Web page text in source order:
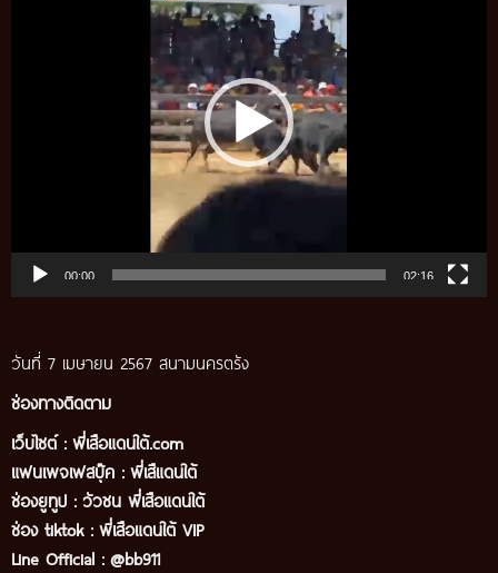
00:00 02:16
วันที่ 7 เมษายน 2567 สนามนครตรัง
ช่องทางติดตาม
เว็บไซต์ : พี่เสือแดนใต้.com
แฟนเพจเฟสบุ๊ค : พี่เสืแดนใต้
ช่องยูทูป : วัวชน พี่เสือแดนใต้
ช่อง tiktok : พี่เสือแดนใต้ VIP
Line Official : @bb911